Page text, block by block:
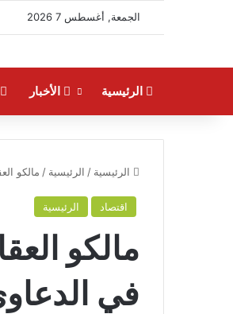
الجمعة, أغسطس 7 2026
الرئيسية الأخبار
الرئيسية / الرئيسية / مالكو
اقتصاد الرئيسية
مالكو
في